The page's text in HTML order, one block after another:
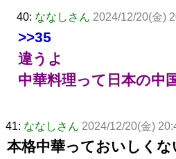
40: ななしさん 2024/12/20(金)
>>35
違うよ
中華料理って日本の中
41: ななしさん 2024/12/20(金)
本格中華っておいしくな